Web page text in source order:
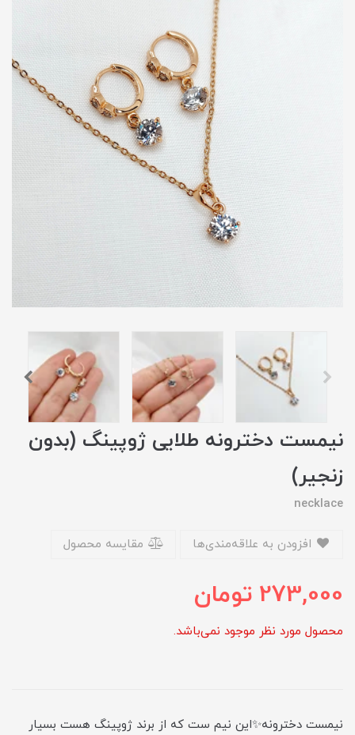
نیمست دخترونه طلایی ژوپینگ (بدون
زنجیر)
necklace
مقایسه محصول
273,000 تومان
محصول مورد نظر موجود نمی‌باشد.
نیمست دخترونه✨این نیم ست که از برند ژوپینگ هست بسیار